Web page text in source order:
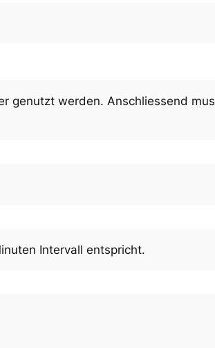
genutzt werden. Anschliessend
Intervall entspricht.